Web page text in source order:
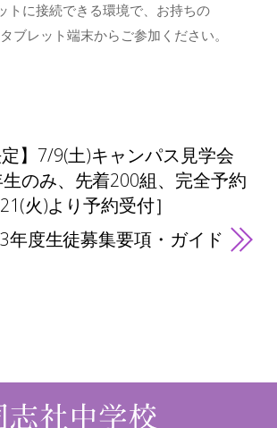
トに接続できる環境で、お持ちの
ブレット端末からご参加ください。
定】7/9(土)キャンパス見学会
生のみ、先着200組、完全予約
火)より予約受付］
年度生徒募集要項・ガイド